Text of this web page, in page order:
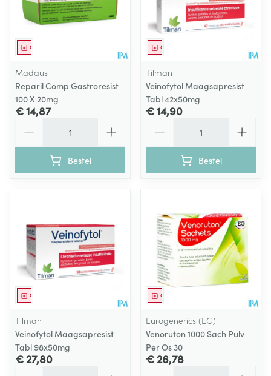
Geneesmiddel
Madaus
Reparil Comp Gastroresist
100 X 20mg
€ 14,87
Bestel
Geneesmiddel
Tilman
Veinofytol Maagsapresist
Tabl 42x50mg
€ 14,90
Bestel
Geneesmiddel
Tilman
Veinofytol Maagsapresist
Tabl 98x50mg
€ 27,80
Geneesmiddel
Eurogenerics (EG)
Venoruton 1000 Sach Pulv
Per Os 30
€ 26,78